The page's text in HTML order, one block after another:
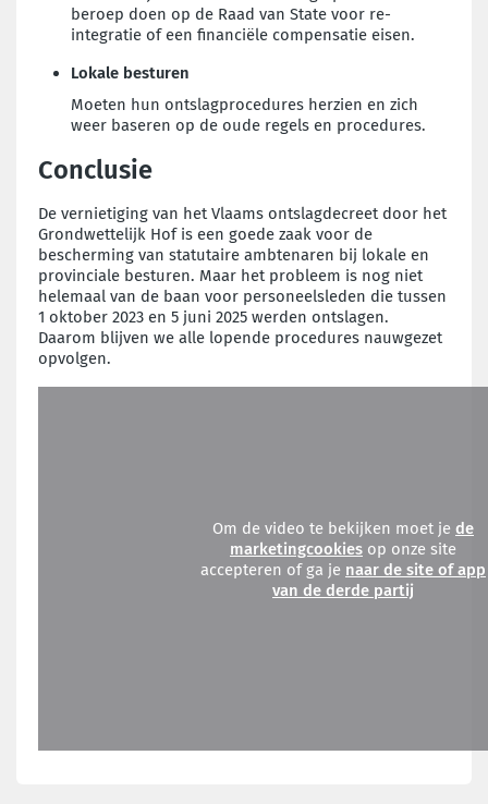
beroep doen op de Raad van State voor re-
integratie of een financiële compensatie eisen.
Lokale besturen
Moeten hun ontslagprocedures herzien en zich
weer baseren op de oude regels en procedures.
Conclusie
De vernietiging van het Vlaams ontslagdecreet door het
Grondwettelijk Hof is een goede zaak voor de
bescherming van statutaire ambtenaren bij lokale en
provinciale besturen. Maar het probleem is nog niet
helemaal van de baan voor personeelsleden die tussen
1 oktober 2023 en 5 juni 2025 werden ontslagen.
Daarom blijven we alle lopende procedures nauwgezet
opvolgen.
Om de video te bekijken moet je de
marketingcookies op onze site
accepteren of ga je naar de site of app
van de derde partij